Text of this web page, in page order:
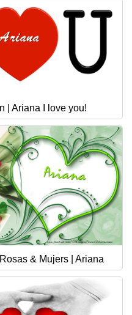
| Ariana I love you!
& Mujers | Ariana